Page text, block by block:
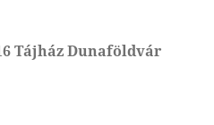
Tájház Dunaföldvár